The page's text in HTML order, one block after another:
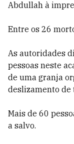
Abdullah à
Entre os 26
As autoridades
pessoas neste
de uma granja
deslizamento de
Mais de 60
a salvo.